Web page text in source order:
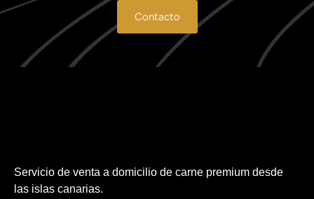
Contacto
Servicio de venta a domicilio de carne premium desde
las islas canarias.